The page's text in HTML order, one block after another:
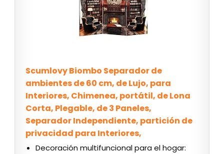
Scumlovy Biombo Separador de
ambientes de 60 cm, de Lujo, para
Interiores, Chimenea, portátil, de Lona
Corta, Plegable, de 3 Paneles,
Separador Independiente, partición de
privacidad para Interiores,
Decoración multifuncional para el hogar: